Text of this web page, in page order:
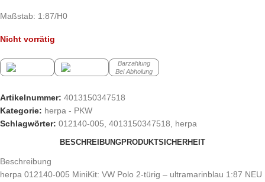
Maßstab: 1:87/H0
Nicht vorrätig
Barzahlung
Bei Abholung
Artikelnummer: 4013150347518
Kategorie: herpa - PKW
Schlagwörter: 012140-005, 4013150347518, herpa
BESCHREIBUNGPRODUKTSICHERHEIT
Beschreibung
herpa 012140-005 MiniKit: VW Polo 2-türig – ultramarinblau 1:87 NEU